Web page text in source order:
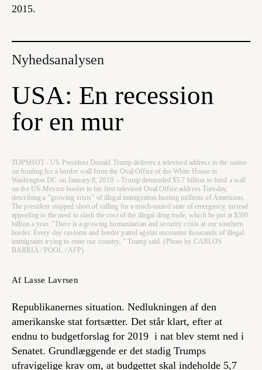
2015.
Nyhedsanalysen
USA: En recession
for en mur
TOPSHOT - US President Donald Trump delivers a televised address to the nation
on funding for a border wall from the Oval Office of the White House in
Washington DC on January 8, 2019. - Trump demanded $5.7 billion to fund a wall
on the US-Mexico border in his first televised Oval Office address Tuesday,
describing a "growing crisis" of illegal immigration hurting millions of Americans.
The president stopped short of calling for a much-touted state of emergency, instead
appealing to the need to slash the cost of the illegal drug trade, which he put at $500
billion a year. "There is a growing humanitarian and security crisis at our southern
border. Every day customs and border patrol agents encounter thousands of illegal
immigrants trying to enter our country, " Trump said. (Photo by CARLOS
BARRIA / POOL / AFP)
Af Lasse Lavrsen
Republikanernes situation. Nedlukningen af den
amerikanske stat fortsætter. Det står klart, efter at
endnu to budgetforslag for 2019 i nat blev stemt ned i
Senatet. Grundlæggende er det stadig Trumps
ufravigelige krav om, at budgettet skal indeholde 5,7